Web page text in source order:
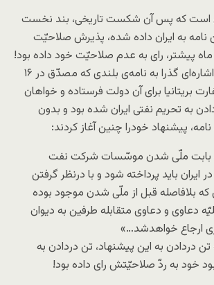
است که پس آن شکست تاریخی، بند نخست
نامه به ایران داده شده، پذیرش صلاحیّت
پیشتر، رای به عدم صلاحیّت خود داده بود!
ترومن و چرچیل، با اشاره‌ای گذرا به نامه‌ی بلندی که مصدّق در ۱۶
از راه سفارت بریتانیا برای آن دولت فرستاده و خواهان
به تحریم نفتی ایران شده بود و بدون
پیشنهاد خودرا چنین آغاز کردند:
بابت ملّی شدن موسّسات شرکت نفت
ایران باید پرداخته شود و با درنظر گرفتن
بلافاصله قبل از ملّی شدن موجود بوده‌
دعاوی و دعاوی متقابله طرفین به دیوان
ارجاع خواهدشد…»
تن دردادن به این پیشنهاد، تن دردادن به
خود به ردّ صلاحیّتش رای داده بود!